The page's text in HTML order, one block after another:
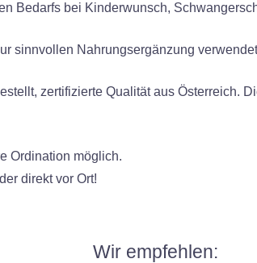
Bedarfs bei Kinderwunsch,
sinnvollen Nahrungsergänzung
zertifizierte Qualität aus Österreich.
Ordination möglich.
direkt vor Ort!
Wir empfehlen: